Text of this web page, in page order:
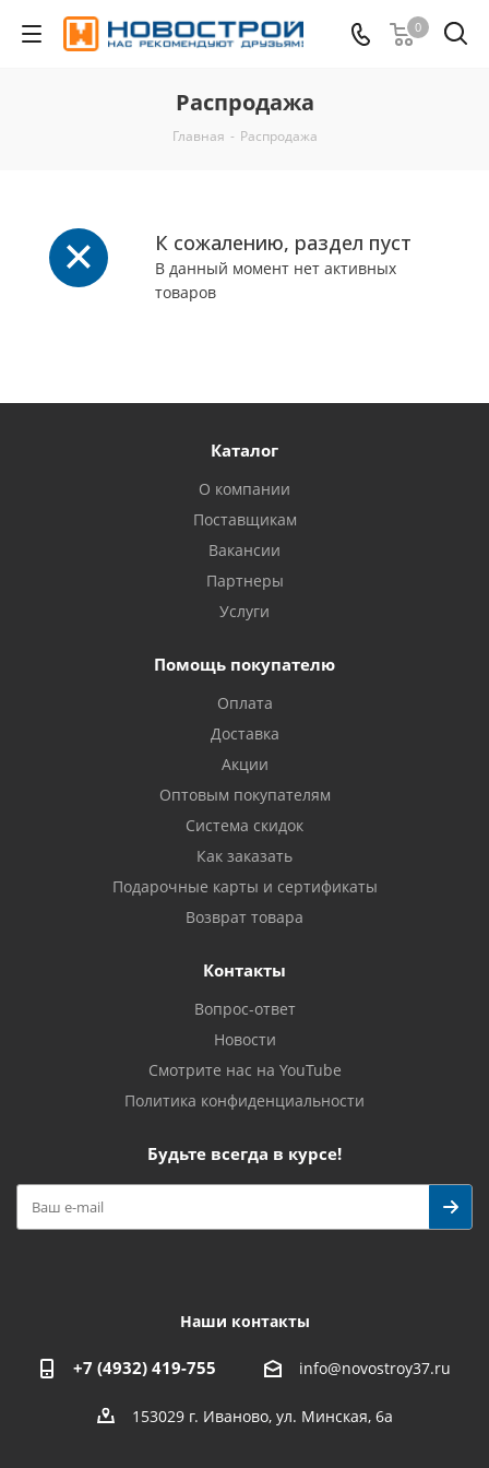
0
Распродажа
Главная - Распродажа
К сожалению, раздел пуст
В данный момент нет активных
товаров
Каталог
О компании
Поставщикам
Вакансии
Партнеры
Услуги
Помощь покупателю
Оплата
Доставка
Акции
Оптовым покупателям
Система скидок
Как заказать
Подарочные карты и сертификаты
Возврат товара
Контакты
Вопрос-ответ
Новости
Смотрите нас на YouTube
Политика конфиденциальности
Будьте всегда в курсе!
Наши контакты
+7 (4932) 419-755 info@novostroy37.ru
153029 г. Иваново, ул. Минская, 6а